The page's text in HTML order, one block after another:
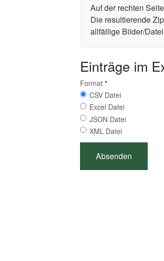
Auf der rechten
Die resultierende
allfällige Bilder/
Einträge im
Format *
CSV Datei
Excel Datei
JSON Datei
XML Datei